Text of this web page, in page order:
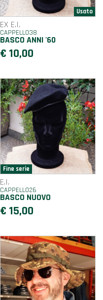
EX E.I.
CAPPELLO38
BASCO ANNI '60
€ 10,00
E.I.
CAPPELLO26
BASCO NUOVO
€ 15,00